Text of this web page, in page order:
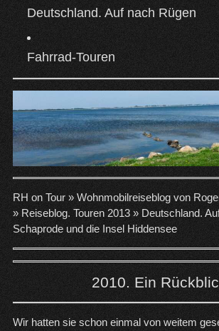
Deutschland. Auf nach Rügen
Fahrrad-Touren
RH on Tour » Wohnmobilreiseblog von
» Reiseblog. Touren 2013» Deutschland.
Schaprode und die Insel Hiddensee
2010. Ein
Wir hatten sie schon einmal von weitem